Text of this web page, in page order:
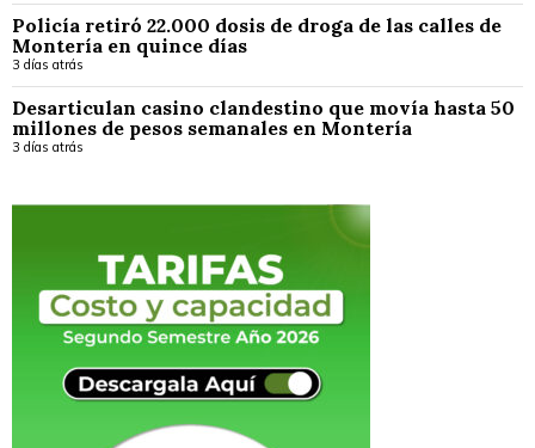
Policía retiró 22.000 dosis de droga de las calles de
Montería en quince días
3 días atrás
Desarticulan casino clandestino que movía hasta 50
millones de pesos semanales en Montería
3 días atrás